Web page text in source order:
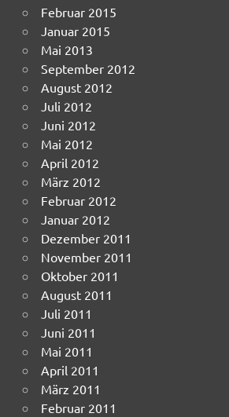
Februar 2015
Januar 2015
Mai 2013
September 2012
August 2012
Juli 2012
Juni 2012
Mai 2012
April 2012
März 2012
Februar 2012
Januar 2012
Dezember 2011
November 2011
Oktober 2011
August 2011
Juli 2011
Juni 2011
Mai 2011
April 2011
März 2011
Februar 2011